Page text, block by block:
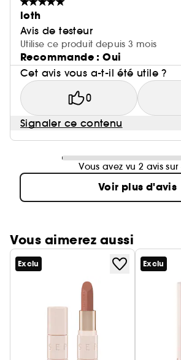
loth
Avis de testeur
Utilise ce produit depuis 3 mois
Recommande : Oui
Cet avis vous a-t-il été utile ?
0
Signaler ce contenu
Vous avez vu 2 avis sur
Voir plus d'avis
Vous aimerez aussi
Exclu Exclu